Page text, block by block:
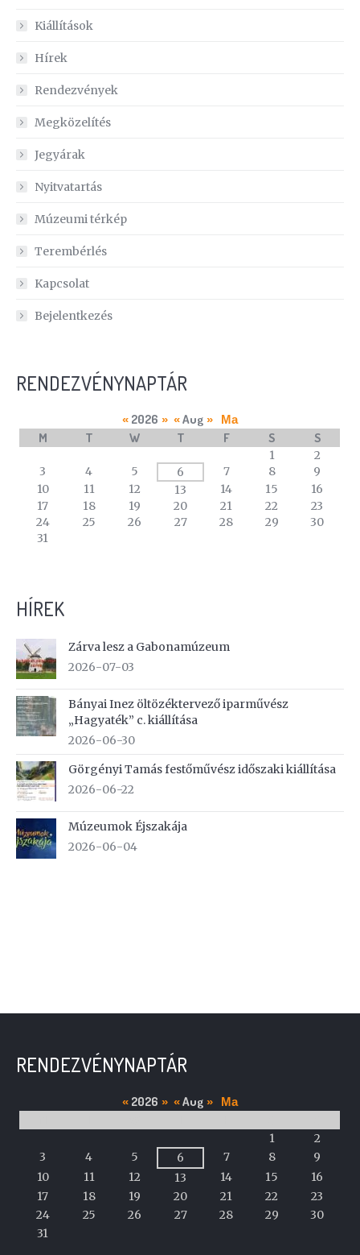
Kiállítások
Hírek
Rendezvények
Megközelítés
Jegyárak
Nyitvatartás
Múzeumi térkép
Terembérlés
Kapcsolat
Bejelentkezés
RENDEZVÉNYNAPTÁR
calendar
events
« 2026 » « Aug » Ma
M T W T F S S
1
2
3
4 5 6 7 8
9
10
11 12 13 14 15
16
17
18 19 20 21 22
23
24
25 26 27 28 29
30
31
HÍREK
Zárva lesz a Gabonamúzeum
2026-07-03
Bányai Inez öltözéktervező iparművész
„Hagyaték” c. kiállítása
2026-06-30
Görgényi Tamás festőművész időszaki kiállítása
2026-06-22
Múzeumok Éjszakája
2026-06-04
RENDEZVÉNYNAPTÁR
calendar
events
« 2026 » « Aug » Ma
1
2
3
4 5 6 7 8
9
10
11 12 13 14 15
16
17
18 19 20 21 22
23
24
25 26 27 28 29
30
31